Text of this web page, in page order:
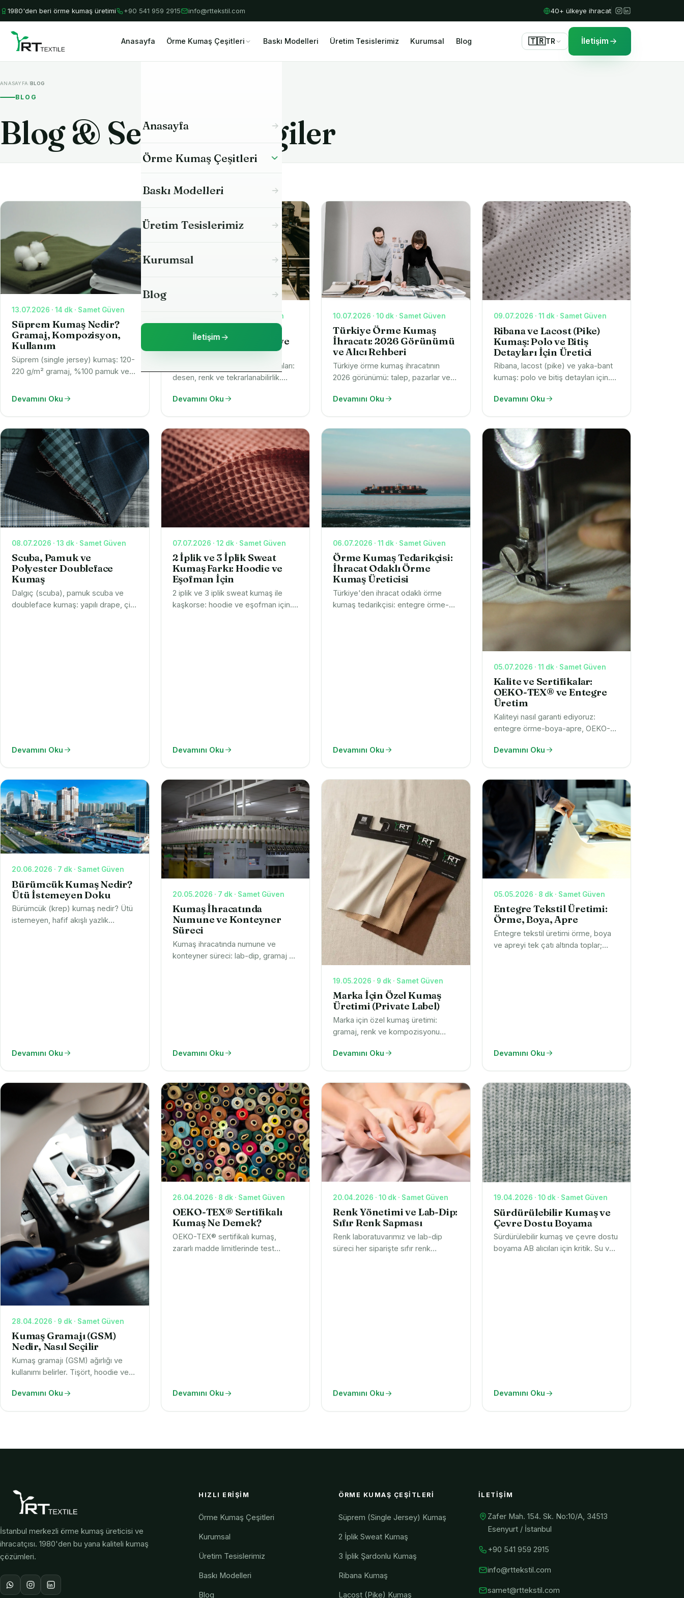
1980'den beri örme kumaş üretimi +90 541 959 2915 info@rttekstil.com 40+ ülkeye ihracat
Anasayfa Örme Kumaş Çeşitleri Baskı Modelleri Üretim Tesislerimiz Kurumsal Blog 🇹🇷TR İletişim
Anasayfa
Örme Kumaş Çeşitleri
Tüm Kumaşlar
3 İplik Şardonlu Kumaş
Ribana Kumaş
Kaşkorse Kumaş
Yaka & Bant (Trim)
Dalgıç (Scuba) Kumaş
Pamuk Scuba Kumaş
Polyester Scuba Kumaş
Doubleface Kumaş
Baskı Modelleri
Üretim Tesislerimiz
Kurumsal
Blog
İletişim
ANASAYFA /BLOG
BLOG
Blog & Sektörel Bilgiler
13.07.2026 · 14 dk · Samet Güven
Süprem Kumaş Nedir?
Gramaj, Kompozisyon,
Kullanım
Süprem (single jersey) kumaş: 120-
220 g/m² gramaj, %100 pamuk ve
üretim ve OEKO-TEX® ile
Devamını Oku
12.07.2026 · 11 dk · Samet Güven
Baskı Koleksiyonları:
Örme Kumaşta Desen ve
Renk Rehberi
Örme kumaşta baskı koleksiyonları:
desen, renk ve tekrarlanabilirlik.
kumaşa uyumlu program kurun,
Devamını Oku
10.07.2026 · 10 dk · Samet Güven
Türkiye Örme Kumaş
İhracatı: 2026 Görünümü
ve Alıcı Rehberi
Türkiye örme kumaş ihracatının
2026 görünümü: talep, pazarlar ve
dengesinde neden öne çıktığı.
Devamını Oku
09.07.2026 · 11 dk · Samet Güven
Ribana ve Lacost (Pike)
Kumaş: Polo ve Bitiş
Detayları İçin Üretici
Ribana, lacost (pike) ve yaka-bant
kumaş: polo ve bitiş detayları için.
üretimden tedarik. Gramajları görün,
Devamını Oku
08.07.2026 · 13 dk · Samet Güven
Scuba, Pamuk ve
Polyester Doubleface
Kumaş
Dalgıç (scuba), pamuk scuba ve
doubleface kumaş: yapılı drape, çift
Devamını Oku
07.07.2026 · 12 dk · Samet Güven
2 İplik ve 3 İplik Sweat
Kumaş Farkı: Hoodie ve
Eşofman İçin
2 iplik ve 3 iplik sweat kumaş ile
kaşkorse: hoodie ve eşofman için.
Devamını Oku
06.07.2026 · 11 dk · Samet Güven
Örme Kumaş Tedarikçisi:
İhracat Odaklı Örme
Kumaş Üreticisi
Türkiye'den ihracat odaklı örme
kumaş tedarikçisi: entegre örme-
Devamını Oku
05.07.2026 · 11 dk · Samet Güven
Kalite ve Sertifikalar:
OEKO-TEX® ve Entegre
Üretim
Kaliteyi nasıl garanti ediyoruz:
entegre örme-boya-apre, OEKO-
sapması. 40+ yıllık üreticiden
Devamını Oku
20.06.2026 · 7 dk · Samet Güven
Bürümcük Kumaş Nedir?
Ütü İstemeyen Doku
Bürümcük (krep) kumaş nedir? Ütü
istemeyen, hafif akışlı yazlık
Devamını Oku
20.05.2026 · 7 dk · Samet Güven
Kumaş İhracatında
Numune ve Konteyner
Süreci
Kumaş ihracatında numune ve
konteyner süreci: lab-dip, gramaj ve
Devamını Oku
19.05.2026 · 9 dk · Samet Güven
Marka İçin Özel Kumaş
Üretimi (Private Label)
Marka için özel kumaş üretimi:
gramaj, renk ve kompozisyonu
geliştiriyoruz. Numuneden seri
Devamını Oku
05.05.2026 · 8 dk · Samet Güven
Entegre Tekstil Üretimi:
Örme, Boya, Apre
Entegre tekstil üretimi örme, boya
ve apreyi tek çatı altında toplar;
Devamını Oku
28.04.2026 · 9 dk · Samet Güven
Kumaş Gramajı (GSM)
Nedir, Nasıl Seçilir
Kumaş gramajı (GSM) ağırlığı ve
kullanımı belirler. Tişört, hoodie ve
örneklerle seçin; numune ve teklif
Devamını Oku
26.04.2026 · 8 dk · Samet Güven
OEKO-TEX® Sertifikalı
Kumaş Ne Demek?
OEKO-TEX® sertifikalı kumaş,
zararlı madde limitlerinde test
Devamını Oku
20.04.2026 · 10 dk · Samet Güven
Renk Yönetimi ve Lab-Dip:
Sıfır Renk Sapması
Renk laboratuvarımız ve lab-dip
süreci her siparişte sıfır renk
Devamını Oku
19.04.2026 · 10 dk · Samet Güven
Sürdürülebilir Kumaş ve
Çevre Dostu Boyama
Sürdürülebilir kumaş ve çevre dostu
boyama AB alıcıları için kritik. Su ve
Devamını Oku
İstanbul merkezli örme kumaş üreticisi ve
ihracatçısı. 1980'den bu yana kaliteli kumaş
çözümleri.
HIZLI ERIŞIM
Örme Kumaş Çeşitleri
Kurumsal
Üretim Tesislerimiz
Baskı Modelleri
Blog
ÖRME KUMAŞ ÇEŞITLERI
Süprem (Single Jersey) Kumaş
2 İplik Sweat Kumaş
3 İplik Şardonlu Kumaş
Ribana Kumaş
Lacost (Pike) Kumaş
İLETIŞIM
Zafer Mah. 154. Sk. No:10/A, 34513
Esenyurt / İstanbul
+90 541 959 2915
info@rttekstil.com
samet@rttekstil.com